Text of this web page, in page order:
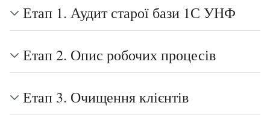
Етап 1. Аудит старої бази 1С УНФ
Етап 2. Опис робочих процесів
Етап 3. Очищення клієнтів